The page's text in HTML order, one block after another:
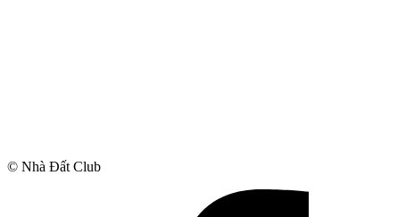
© Nhà Đất Club